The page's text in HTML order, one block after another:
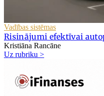
Vadības sistēmas
Risinājumi efektīvai
Kristiāna Rancāne
Uz rubriku >